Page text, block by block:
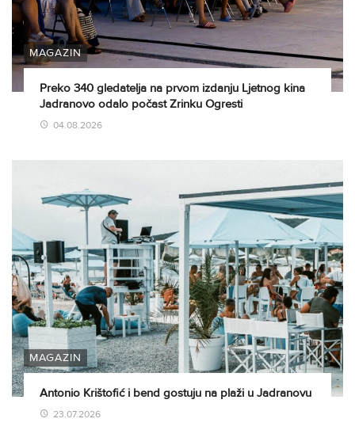
MAGAZIN
Preko 340 gledatelja na prvom izdanju Ljetnog kina
Jadranovo odalo počast Zrinku Ogresti
04.08.2026
MAGAZIN
Antonio Krištofić i bend gostuju na plaži u Jadranovu
23.07.2026